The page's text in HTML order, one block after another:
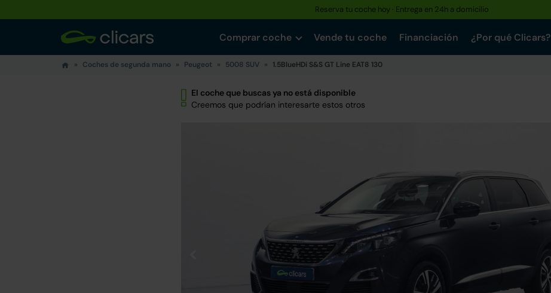
Hasta un 30% más barato que uno nuevo · Garantía de hasta 3 años
Comprar coche Vende tu coche Financiación ¿Por qué Clicars?
Coches de segunda mano Peugeot 5008 SUV 1.5BlueHDi S&S GT Line EAT8 130
El coche que buscas ya no está disponible
Creemos que podrían interesarte estos otros